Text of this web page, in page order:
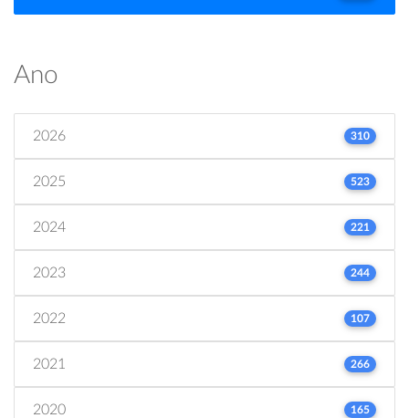
Ano
2026 310
2025 523
2024 221
2023 244
2022 107
2021 266
2020 165